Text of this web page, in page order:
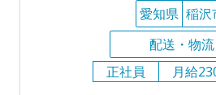
愛知県 稲沢
配送・物流
正社員
月給